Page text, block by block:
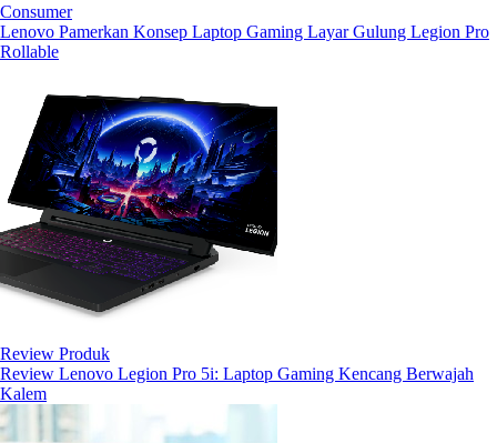
Consumer
Lenovo Pamerkan Konsep Laptop Gaming Layar Gulung Legion Pro
Rollable
Review Produk
Review Lenovo Legion Pro 5i: Laptop Gaming Kencang Berwajah
Kalem